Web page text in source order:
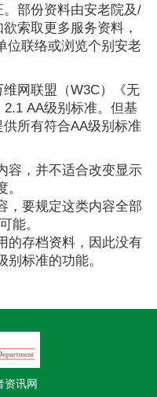
部份资料由安老院及/
索取更多服务资料，
位联络或浏览个别安老
网联盟（W3C）《无
AA级别标准。但基
所有符合AA级别标准
容，并不适合改变显示
，要规定这类内容全部
能。
的存档资料，因此没有
标准的功能。
资讯网